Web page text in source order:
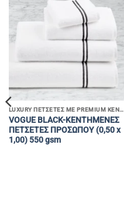
LUXURY ΠΕΤΣΕΤΕΣ ΜΕ PREMIUM ΚΕΝΤΗΜΑΤΑ
VOGUE BLACK-KENTHMENEΣ
ΠΕΤΣΕΤΕΣ ΠΡΟΣΩΠΟΥ (0,50 x
1,00) 550 gsm